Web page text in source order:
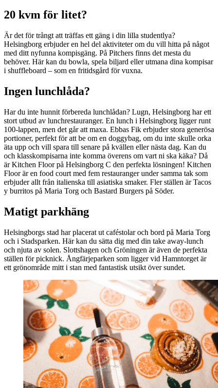
20 kvm för litet?
Är det för trångt att träffas ett gäng i din lilla studentlya?
Helsingborg erbjuder en hel del aktiviteter om du vill hitta på något
med ditt nyfunna kompisgäng. På Pitchers finns det mesta du
behöver. Här kan du bowla, spela biljard eller utmana dina kompisar
i shuffleboard – som en fritidsgård för vuxna.
Ingen lunchlåda?
Har du inte hunnit förbereda lunchlådan? Lugn, Helsingborg har ett
stort utbud av lunchrestauranger. En lunch i Helsingborg ligger runt
100-lappen, men det går att maxa. Ebbas Fik erbjuder stora generösa
portioner, perfekt för att be om en doggybag, om du inte skulle orka
äta upp och vill spara till senare på kvällen eller nästa dag. Kan du
och klasskompisarna inte komma överens om vart ni ska käka? Då
är Kitchen Floor på Helsingborg C den perfekta lösningen! Kitchen
Floor är en food court med fem restauranger under samma tak som
erbjuder allt från italienska till asiatiska smaker. Fler ställen är Tacos
y burritos på Maria Torg och Bastard Burgers på Söder.
Matigt parkhäng
Helsingborgs stad har placerat ut caféstolar och bord på Maria Torg
och i Stadsparken. Här kan du sätta dig med din take away-lunch
och njuta av solen. Slottshagen och Gröningen är även de perfekta
ställen för picknick. Ångfärjeparken som ligger vid Hamntorget är
ett grönområde mitt i stan med fantastisk utsikt över sundet.